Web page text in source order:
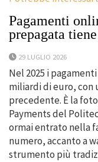
Pagamenti
prepagata
29 LUGLIO 2026
Nel 2025 i
miliardi di euro, con
precedente. È la
Payments del
ormai entrato nella
numero, accanto a
strumento più